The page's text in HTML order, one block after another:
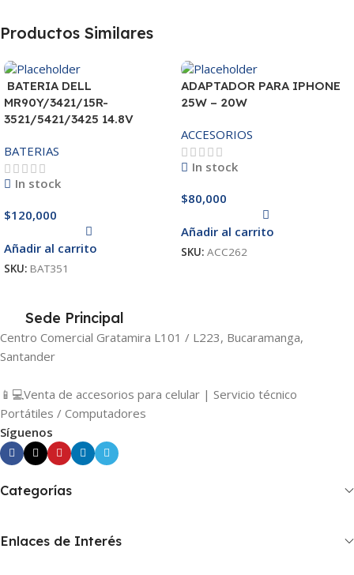
Productos Similares
BATERIA DELL
MR90Y/3421/15R-
3521/5421/3425 14.8V
BATERIAS
In stock
$120,000
Añadir al carrito
SKU: BAT351
ADAPTADOR PARA IPHONE
25W – 20W
ACCESORIOS
In stock
$80,000
Añadir al carrito
SKU: ACC262
Sede Principal
Centro Comercial Gratamira L101 / L223, Bucaramanga,
Santander
📱💻Venta de accesorios para celular | Servicio técnico
Portátiles / Computadores
Síguenos
Categorías
Enlaces de Interés